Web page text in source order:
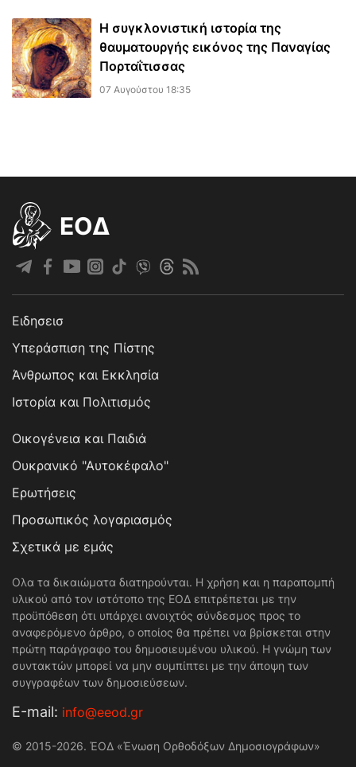
Η συγκλονιστική ιστορία της
θαυματουργής εικόνος της Παναγίας
Πορταΐτισσας
07 Αυγούστου 18:35
EOΔ
Ειδησεισ
Υπεράσπιση της Πίστης
Άνθρωπος και Εκκλησία
Ιστορία και Πολιτισμός
Οικογένεια και Παιδιά
Ουκρανικό "Αυτοκέφαλο"
Ερωτήσεις
Προσωπικός λογαριασμός
Σχετικά με εμάς
Ολα τα δικαιώματα διατηρούνται. Η χρήση και η παραπομπή
υλικού από τον ιστότοπο της ΕΟΔ επιτρέπεται με την
προϋπόθεση ότι υπάρχει ανοιχτός σύνδεσμος προς το
αναφερόμενο άρθρο, ο οποίος θα πρέπει να βρίσκεται στην
πρώτη παράγραφο του δημοσιευμένου υλικού. Η γνώμη των
συντακτών μπορεί να μην συμπίπτει με την άποψη των
συγγραφέων των δημοσιεύσεων.
Е-mail: info@eeod.gr
© 2015-2026. ΈΟΔ «Ένωση Ορθοδόξων Δημοσιογράφων»